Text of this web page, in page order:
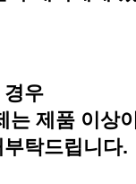
우
탁드립니다.